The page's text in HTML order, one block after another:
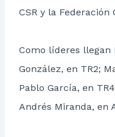
CSR y la Federación
Como líderes llegan
González, en TR2;
Pablo García, en
Andrés Miranda, en